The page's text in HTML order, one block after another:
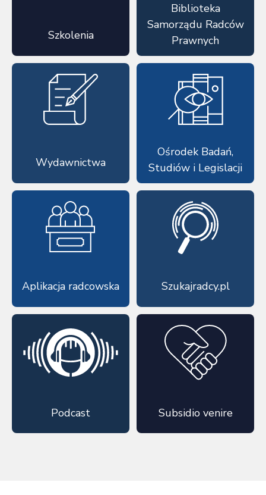
Szkolenia
Biblioteka
Samorządu Radców
Prawnych
Wydawnictwa
Ośrodek Badań,
Studiów i Legislacji
Aplikacja radcowska Szukajradcy.pl
Podcast Subsidio venire